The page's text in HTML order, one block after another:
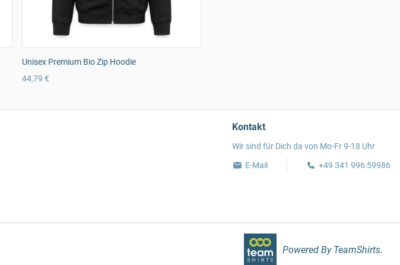
Unisex Premium Bio Zip Hoodie
44,79 €
Kontakt
Wir sind für Dich da von Mo-Fr 9-18 Uhr
E-Mail
+49 341 996 59986
Powered By TeamShirts.